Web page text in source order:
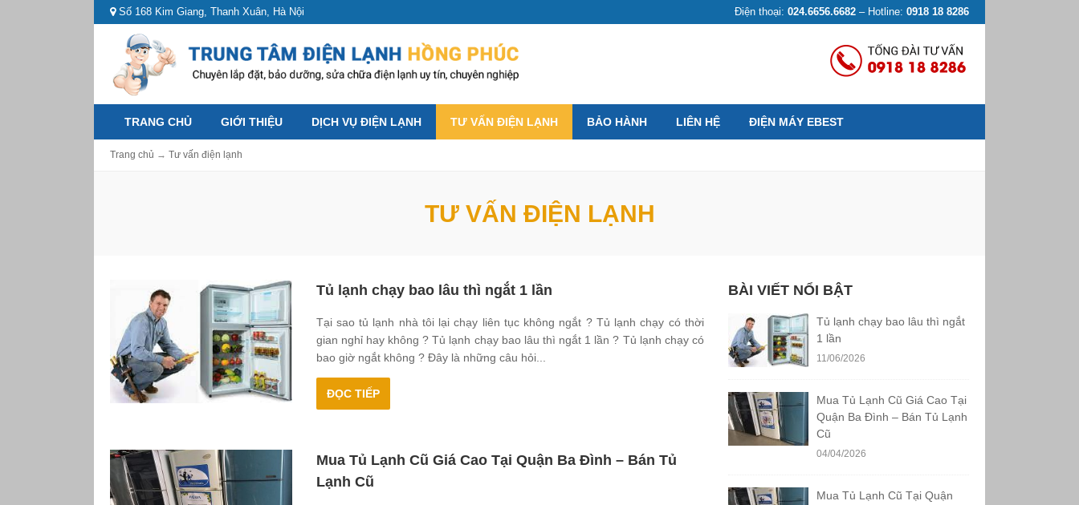
Số 168 Kim Giang, Thanh Xuân, Hà Nội Điện thoại: 024.6656.6682 – Hotline: 0918 18 8286
TRANG CHỦ GIỚI THIỆU DỊCH VỤ ĐIỆN LẠNH TƯ VẤN ĐIỆN LẠNH BẢO HÀNH LIÊN HỆ ĐIỆN MÁY EBEST
Trang chủ → Tư vấn điện lạnh
TƯ VẤN ĐIỆN LẠNH
Tủ lạnh chạy bao lâu thì ngắt 1 lần
Tại sao tủ lạnh nhà tôi lại chạy liên tục không ngắt ? Tủ lạnh chạy có thời
gian nghỉ hay không ? Tủ lạnh chạy bao lâu thì ngắt 1 lần ? Tủ lạnh chạy có
bao giờ ngắt không ? Đây là những câu hỏi...
ĐỌC TIẾP
Mua Tủ Lạnh Cũ Giá Cao Tại Quận Ba Đình – Bán Tủ
Lạnh Cũ
BÀI VIẾT NỔI BẬT
Tủ lạnh chạy bao lâu thì ngắt
1 lần
11/06/2026
Mua Tủ Lạnh Cũ Giá Cao Tại
Quận Ba Đình – Bán Tủ Lạnh
Cũ
04/04/2026
Mua Tủ Lạnh Cũ Tại Quận